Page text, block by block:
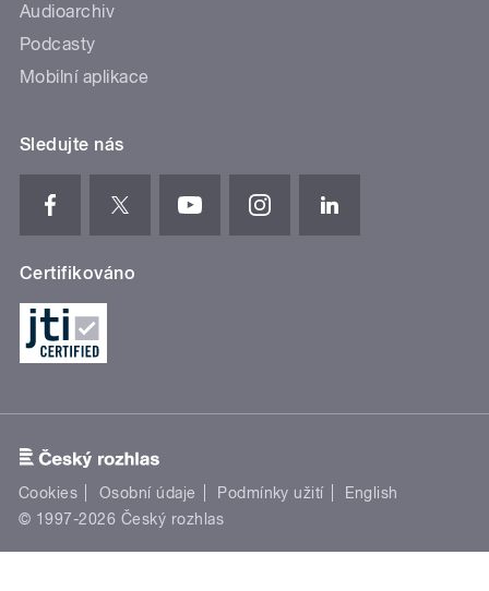
Audioarchiv
Podcasty
Mobilní aplikace
Sledujte nás
Certifikováno
Cookies Osobní údaje Podmínky užití
English
© 1997-2026 Český rozhlas